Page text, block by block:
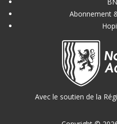
Abonnement
Avec le soutien de la